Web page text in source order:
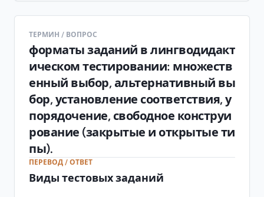
ТЕРМИН / ВОПРОС
форматы заданий в лингводидакт
ическом тестировании: множеств
енный выбор, альтернативный вы
бор, установление соответствия, у
порядочение, свободное конструи
рование (закрытые и открытые ти
пы).
ПЕРЕВОД / ОТВЕТ
Виды тестовых заданий